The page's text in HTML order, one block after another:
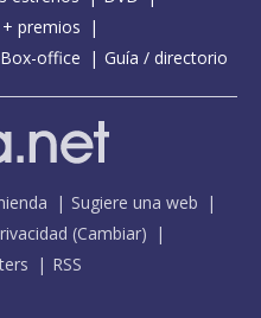
premios
Box-office Guía / directorio
Sugiere una web
(Cambiar)
RSS